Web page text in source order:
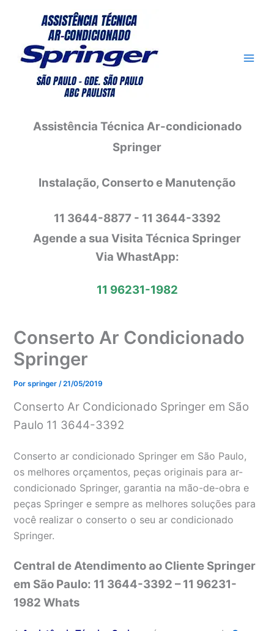
conteúdo
Assistência Técnica Ar-condicionado
Springer
Instalação, Conserto e Manutenção
11 3644-8877 - 11 3644-3392
Agende a sua Visita Técnica Springer
Via WhastApp:
11 96231-1982
Conserto Ar Condicionado
Springer
Porspringer /21/05/2019
Conserto Ar Condicionado Springer em São
Paulo 11 3644-3392
Conserto ar condicionado Springer em São Paulo,
os melhores orçamentos, peças originais para ar-
condicionado Springer, garantia na mão-de-obra e
peças Springer e sempre as melhores soluções para
você realizar o conserto o seu ar condicionado
Springer.
Central de Atendimento ao Cliente Springer
em São Paulo: 11 3644-3392 – 11 96231-
1982 Whats